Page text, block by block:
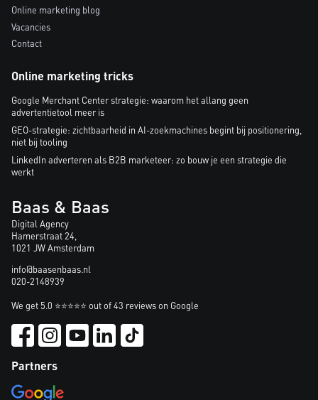
Online marketing blog
Vacancies
Contact
Online marketing tricks
Google Merchant Center strategie: waarom het allang geen
advertentietool meer is
GEO-strategie: zichtbaarheid in AI-zoekmachines begint bij positionering,
niet bij tooling
LinkedIn adverteren als B2B marketeer: zo bouw je een strategie die
werkt
Baas & Baas
Digital Agency
Hamerstraat 24,
1021 JW Amsterdam
info@baasenbaas.nl
020-2148939
We get 5.0 ⭐⭐⭐⭐⭐ out of 43 reviews on Google
Partners